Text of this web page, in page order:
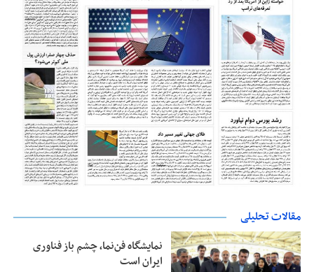
مقالات تحلیلی
نمایشگاه فن‌نما، چشم باز فناوری
ایران است